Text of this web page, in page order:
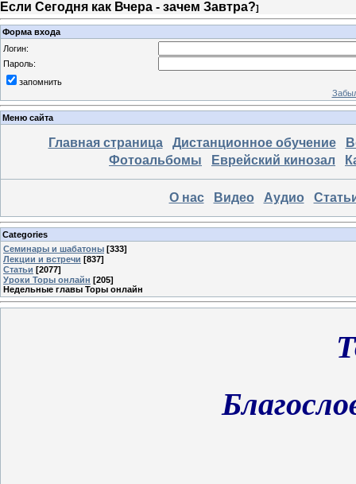
Если Сегодня как Вчера - зачем Завтра?]
Форма входа
Логин:
Пароль:
запомнить
Меню сайта
Главная страница Дистанционное обучение
Фотоальбомы
Еврейский кинозал
О нас Видео Аудио
Categories
Семинары и шабатоны [333]
Лекции и встречи [837]
Статьи [2077]
Уроки Торы онлайн [205]
Недельные главы Торы онлайн